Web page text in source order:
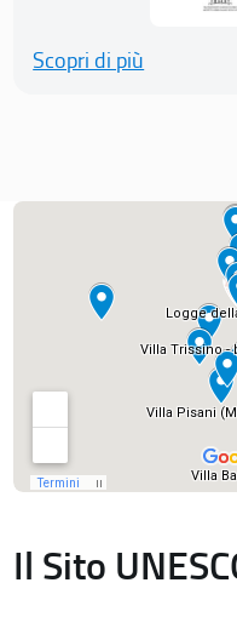
Scopri di più
Il Sito